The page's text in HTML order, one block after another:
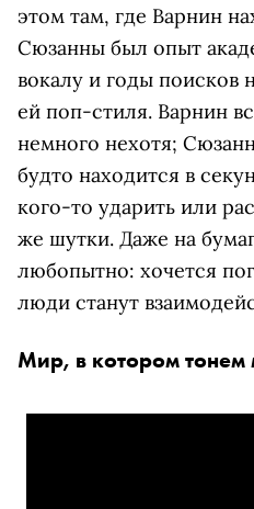
этом там, где Варнин
Сюзанны был опыт
вокалу и годы поисков
ей поп-стиля. Варнин
немного нехотя;
будто находится в
кого-то ударить или
же шутки. Даже на
любопытно: хочется
люди станут
Мир, в котором тонем